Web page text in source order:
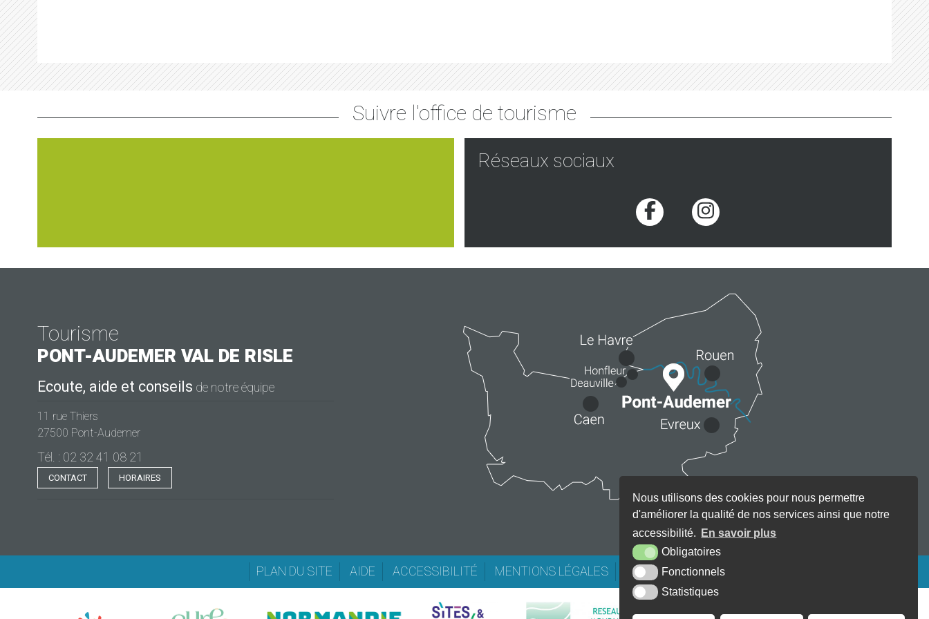
Nous utilisons des cookies pour nous permettre
d'améliorer la qualité de nos services ainsi que notre
accessibilité.
En savoir plus
Obligatoires
Fonctionnels
Statistiques
Suivre l'office de tourisme
Réseaux sociaux
Voir la page Facebook
Voir la page Instagram
Tourisme
PONT-AUDEMER VAL DE RISLE
Ecoute, aide et conseils de notre équipe
11 rue Thiers
27500 Pont-Audemer
Tél. : 02 32 41 08 21
CONTACT HORAIRES
PLAN DU SITE AIDE ACCESSIBILITÉ MENTIONS LÉGALES KREA3